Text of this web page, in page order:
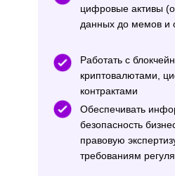
цифровые активы
данных до мемов и
Работать с
криптовалютами,
контрактами
Обеспечивать
безопасность
правовую
требованиям
IT-